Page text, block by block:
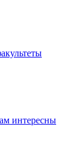
интересны